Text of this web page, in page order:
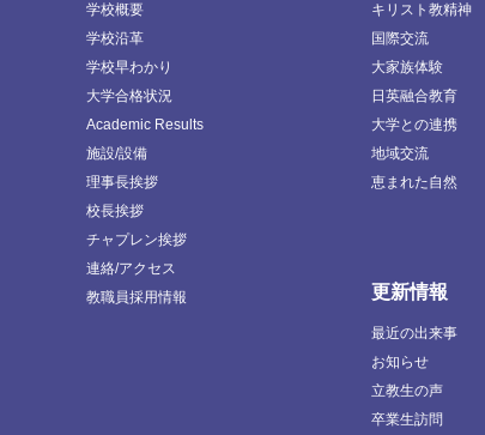
学校概要
学校沿革
学校早わかり
大学合格状況
Academic Results
施設/設備
理事長挨拶
校長挨拶
チャプレン挨拶
連絡/アクセス
教職員採用情報
キリスト教精神
国際交流
大家族体験
日英融合教育
大学との連携
地域交流
恵まれた自然
更新情報
最近の出来事
お知らせ
立教生の声
卒業生訪問